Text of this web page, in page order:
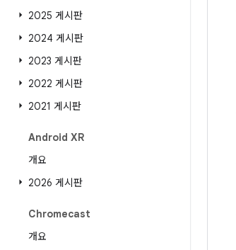
2025 게시판
2024 게시판
2023 게시판
2022 게시판
2021 게시판
Android XR
개요
2026 게시판
Chromecast
개요